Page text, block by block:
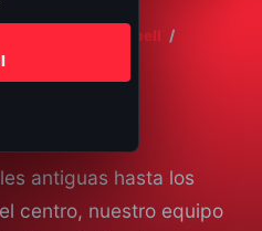
y Humo Campbell
7
antiguas hasta los
centro, nuestro equipo